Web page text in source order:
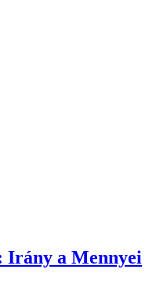
Irány a Mennyei